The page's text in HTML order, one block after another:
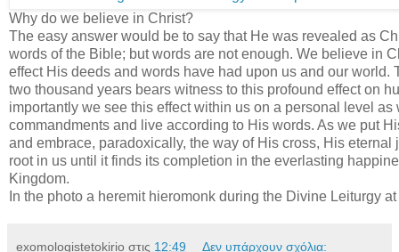
Why do we believe in Christ?
The easy answer would be to say that He was revealed as
words of the Bible; but words are not enough. We believe in
effect His deeds and words have had upon us and our world.
two thousand years bears witness to this profound effect on
importantly we see this effect within us on a personal level
commandments and live according to His words. As we put
and embrace, paradoxically, the way of His cross, His eternal
root in us until it finds its completion in the everlasting
Kingdom.
In the photo a heremit hieromonk during the Divine Leiturgy
exomologistetokirio στις 12:49 Δεν υπάρχουν σχόλια: